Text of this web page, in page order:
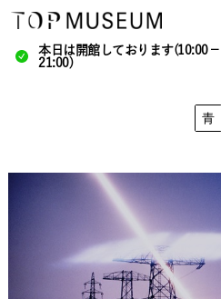
本日は開館しております(10:00－
21:00)
青